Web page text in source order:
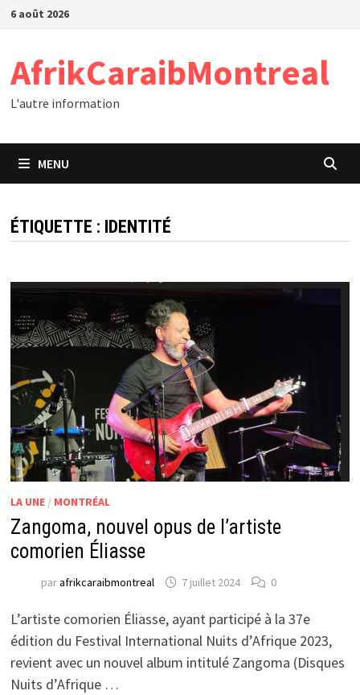
Passer
6 août 2026
AfrikCaraibMontreal
L'autre information
MENU
ÉTIQUETTE : IDENTITÉ
LA UNE/ MONTRÉAL
Zangoma, nouvel opus de l’artiste
comorien Éliasse
parafrikcaraibmontreal 7 juillet 2024 0
L’artiste comorien Éliasse, ayant participé à la 37e
édition du Festival International Nuits d’Afrique 2023,
revient avec un nouvel album intitulé Zangoma (Disques
Nuits d’Afrique …